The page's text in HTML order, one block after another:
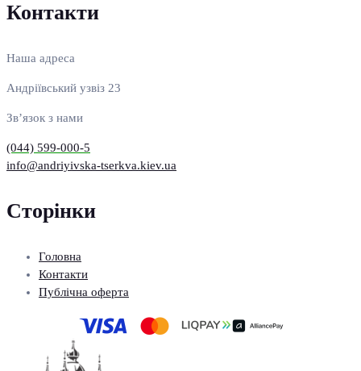
Контакти
Наша адреса
Андріївський узвіз 23
Зв’язок з нами
(044) 599-000-5
info@andriyivska-tserkva.kiev.ua
Сторінки
Головна
Контакти
Публічна оферта